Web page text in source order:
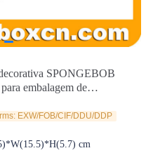
SPONGEBOB
embalagem de
EXW/FOB/CIF/DDU/DDP
cm